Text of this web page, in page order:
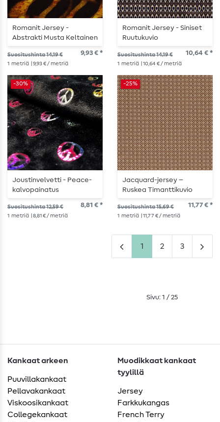
Romanit Jersey -
Abstrakti Musta Keltainen
Suositushinta 14,19 € 9,93 € *
1 metriä | 9,93 € / metriä
Romanit Jersey - Siniset
Ruutukuvio
Suositushinta 14,19 € 10,64 € *
1 metriä | 10,64 € / metriä
-30%
Joustinvelvetti - Peace-
kalvopainatus
kohokuvioitu musta
Suositushinta 12,59 € 8,81 € *
1 metriä | 8,81 € / metriä
-25%
Jacquard-jersey –
Ruskea Timanttikuvio
Suositushinta 15,69 € 11,77 € *
1 metriä | 11,77 € / metriä
1 2 3
Sivu: 1 / 25
Kankaat arkeen
Puuvillakankaat
Pellavakankaat
Viskoosikankaat
Collegekankaat
Muodikkaat kankaat
tyylillä
Jersey
Farkkukangas
French Terry